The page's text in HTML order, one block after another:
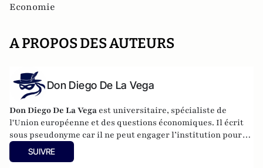
Economie
A PROPOS DES AUTEURS
Don Diego De La Vega
Don Diego De La Vega est universitaire, spécialiste de
l'Union européenne et des questions économiques. Il écrit
sous pseudonyme car il ne peut engager l’institution pour
laquelle il travaille.
SUIVRE